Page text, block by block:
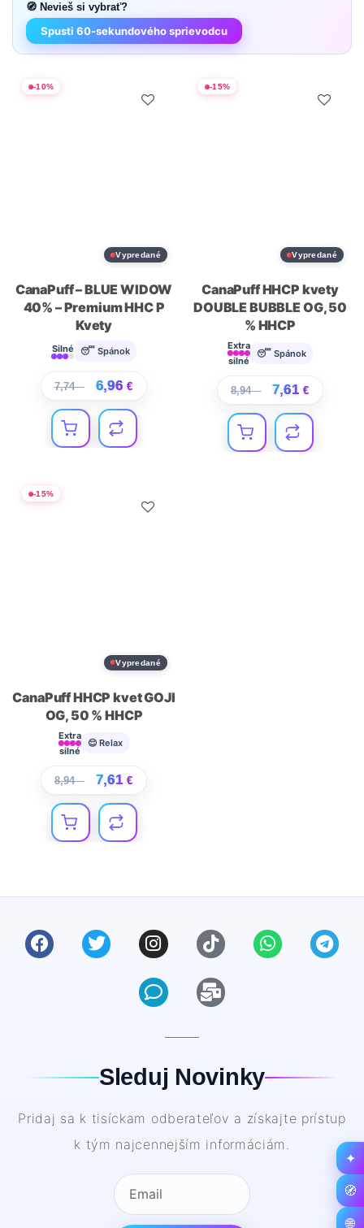
🧭 Nevieš si vybrať?
Spusti 60-sekundového sprievodcu
-10%
Vypredané
CanaPuff – BLUE WIDOW
40% – Premium HHC P
Kvety
Silné 😴 Spánok
7,74€ 6,96€
-15%
Vypredané
CanaPuff HHCP kvety
DOUBLE BUBBLE OG, 50
% HHCP
Extra
silné
😴 Spánok
8,94€ 7,61€
-15%
Vypredané
CanaPuff HHCP kvet GOJI
OG, 50 % HHCP
Extra
silné
😌 Relax
8,94€ 7,61€
Sleduj Novinky
Pridaj sa k tisíckam odberateľov a získajte prístup
k tým najcennejším informáciám.
✦
🧭
🌐